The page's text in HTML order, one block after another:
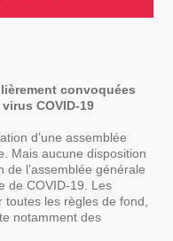
convoquées
COVID-19
d’une assemblée
Mais aucune disposition
de l’assemblée générale
de COVID-19. Les
les règles de fond,
notamment des